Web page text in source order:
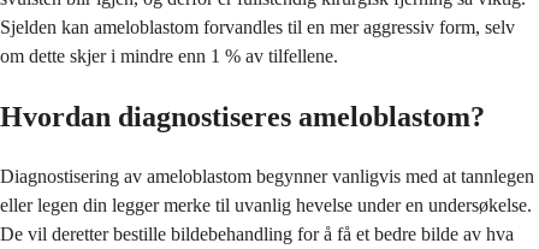
Sjelden kan ameloblastom forvandles til en mer aggressiv form, selv
om dette skjer i mindre enn 1 % av tilfellene.
Hvordan diagnostiseres ameloblastom?
Diagnostisering av ameloblastom begynner vanligvis med at tannlegen
eller legen din legger merke til uvanlig hevelse under en undersøkelse.
De vil deretter bestille bildebehandling for å få et bedre bilde av hva